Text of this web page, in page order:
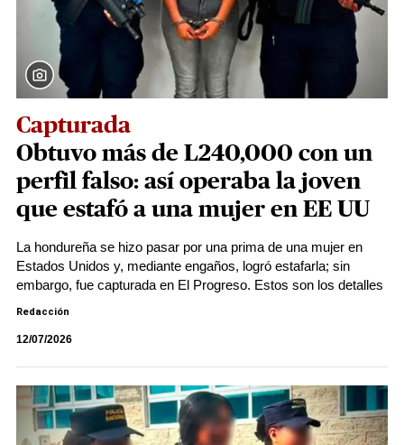
Capturada
Obtuvo más de L240,000 con un
perfil falso: así operaba la joven
que estafó a una mujer en EE UU
La hondureña se hizo pasar por una prima de una mujer en
Estados Unidos y, mediante engaños, logró estafarla; sin
embargo, fue capturada en El Progreso. Estos son los detalles
Redacción
12/07/2026